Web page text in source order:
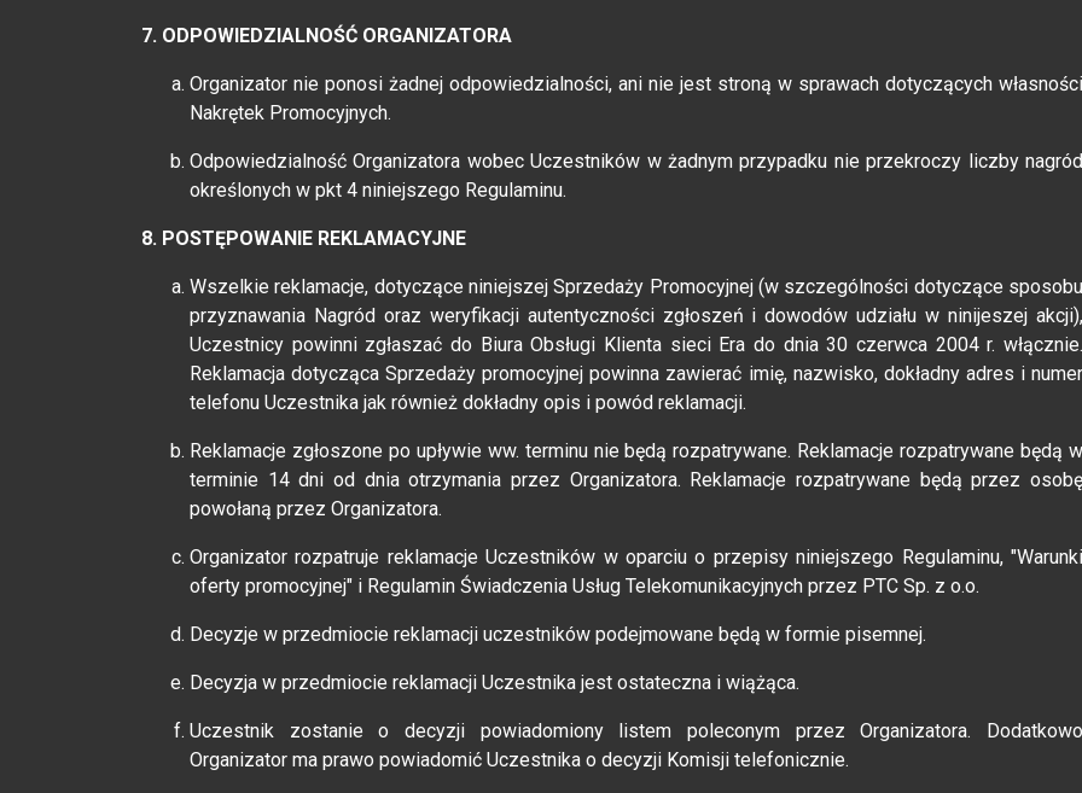
7. ODPOWIEDZIALNOŚĆ ORGANIZATORA
Organizator nie ponosi żadnej odpowiedzialności, ani nie jest stroną w sprawach dotyczących własności
Nakrętek Promocyjnych.
Odpowiedzialność Organizatora wobec Uczestników w żadnym przypadku nie przekroczy liczby nagród
określonych w pkt 4 niniejszego Regulaminu.
8. POSTĘPOWANIE REKLAMACYJNE
Wszelkie reklamacje, dotyczące niniejszej Sprzedaży Promocyjnej (w szczególności dotyczące sposobu
przyznawania Nagród oraz weryfikacji autentyczności zgłoszeń i dowodów udziału w ninijeszej akcji),
Uczestnicy powinni zgłaszać do Biura Obsługi Klienta sieci Era do dnia 30 czerwca 2004 r. włącznie.
Reklamacja dotycząca Sprzedaży promocyjnej powinna zawierać imię, nazwisko, dokładny adres i numer
telefonu Uczestnika jak również dokładny opis i powód reklamacji.
Reklamacje zgłoszone po upływie ww. terminu nie będą rozpatrywane. Reklamacje rozpatrywane będą w
terminie 14 dni od dnia otrzymania przez Organizatora. Reklamacje rozpatrywane będą przez osobę
powołaną przez Organizatora.
Organizator rozpatruje reklamacje Uczestników w oparciu o przepisy niniejszego Regulaminu, "Warunki
oferty promocyjnej" i Regulamin Świadczenia Usług Telekomunikacyjnych przez PTC Sp. z o.o.
Decyzje w przedmiocie reklamacji uczestników podejmowane będą w formie pisemnej.
Decyzja w przedmiocie reklamacji Uczestnika jest ostateczna i wiążąca.
Uczestnik zostanie o decyzji powiadomiony listem poleconym przez Organizatora. Dodatkowo
Organizator ma prawo powiadomić Uczestnika o decyzji Komisji telefonicznie.